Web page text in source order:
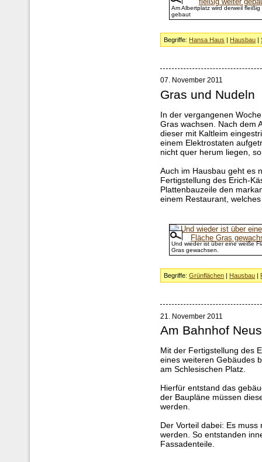
Am Albertplatz wird derweil fleißig
gebaut
Begriffe: Hansa Haus | Hausbau |
07. November 2011
Gras und Nudeln
In der vergangenen
Gras wachsen. Nach dem
dieser mit Kaltleim
einem Elektrostaten
nicht quer herum liegen,
Auch im Hausbau geht es
Fertigstellung des Erich-
Plattenbauzeile den
einem Restaurant,
Und wieder ist über eine weiße
Gras gewachsen.
Begriffe:Grünflächen Hausbau
21. November 2011
Am Bahnhof
Mit der Fertigstellung des
eines weiteren Gebäudes
am Schlesischen Platz.
Hierfür entstand das
der Baupläne müssen
werden.
Der Vorteil dabei: Es
werden. So entstanden
Fassadenteile.